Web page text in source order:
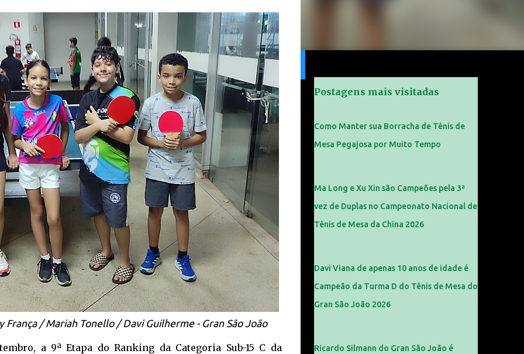
/ Mariah Tonello / Davi Guilherme - Gran São João
a 9ª Etapa do Ranking da Categoria Sub-15 C da
Postagens mais visitadas
Como Manter sua Borracha de Tênis de
Mesa Pegajosa por Muito Tempo
Ma Long e Xu Xin são Campeões pela 3ª
vez de Duplas no Campeonato Nacional de
Tênis de Mesa da China 2026
Davi Viana de apenas 10 anos de idade é
Campeão da Turma D do Tênis de Mesa do
Gran São João 2026
Ricardo Silmann do Gran São João é